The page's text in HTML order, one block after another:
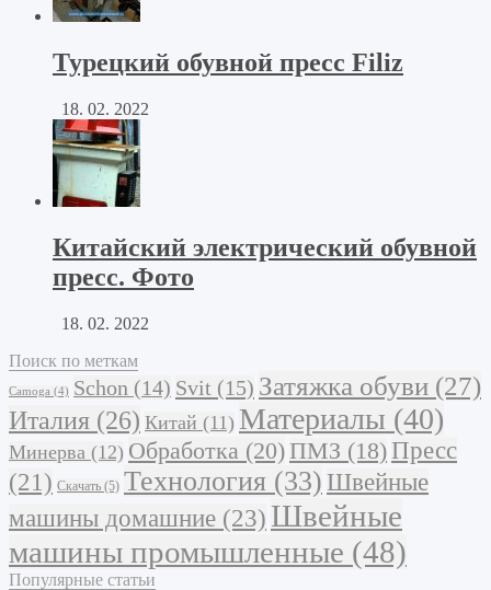
Турецкий обувной пресс Filiz
18. 02. 2022
Китайский электрический обувной
пресс. Фото
18. 02. 2022
Поиск по меткам
Camoga (4) Schon (14) Svit (15) Затяжка обуви (27)
Италия (26) Китай (11) Материалы (40)
Минерва (12) Обработка (20) ПМЗ (18) Пресс
(21) Скачать (5) Технология (33) Швейные
машины домашние (23) Швейные
машины промышленные (48)
Популярные статьи